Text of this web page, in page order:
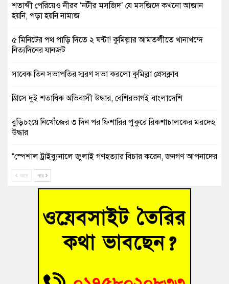
শতাব্দী পেরিয়েও নীরব ‘নটীর মসজিদ’ যে মসজিদে কখনো আজান
হয়নি, পড়া হয়নি নামাজ
৫ মিনিটের পথ পাড়ি দিতে ২ ঘণ্টা! কুমিল্লার আমতলীতে খানাখন্দে
নিত্যদিনের যানজট
সাবেক তিন সভাপতির স্মরণ সভা করলো কুমিল্লা প্রেসক্লাব
গ্রিসে দুই শতাধিক অভিবাসী উদ্ধার, বেশিরভাগই বাংলাদেশি
বুড়িচংয়ে নিখোঁজের ৩ দিন পর ফিশারির পুকুরে রিকশাচালকের মরদেহ
উদ্ধার
“স্পেশাল ট্রাইব্যুনালে জুলাই গণহত্যার বিচার করেন, জনগণ আপনাদের
ছাড়বে না-সাক্কু
ভাষা সৈনিক অজিত গুহ মহাবিদ্যালয়ে জুলাই গণঅভ্যুত্থান দিবসের
‘হাসিনাকে ফেরাতে তৎপরতা’ কুবিতে ১১ শিক্ষককে ঘিরে ফ্যাক্ট-
ফাইন্ডিং কমিটি গঠন
আগে পরে